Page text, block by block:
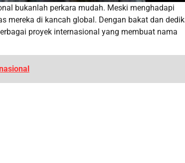
bukanlah perkara mudah. Meski menghadapi
mereka di kancah global. Dengan bakat dan
proyek internasional yang membuat nama